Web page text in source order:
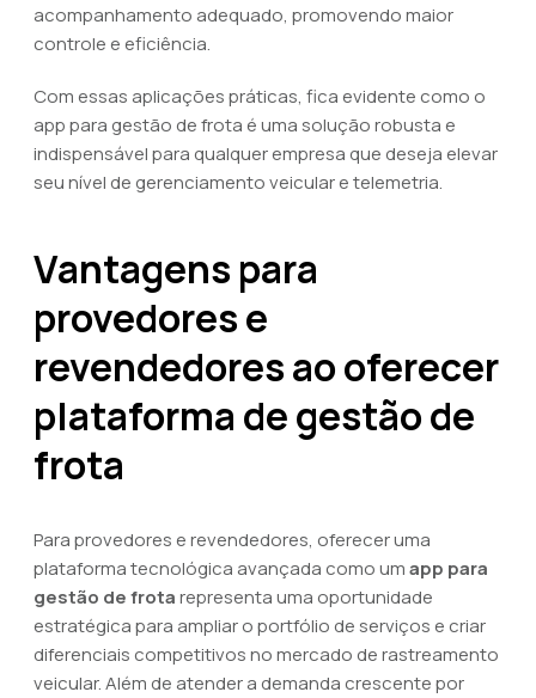
acompanhamento adequado, promovendo maior
controle e eficiência.
Com essas aplicações práticas, fica evidente como o
app para gestão de frota é uma solução robusta e
indispensável para qualquer empresa que deseja elevar
seu nível de gerenciamento veicular e telemetria.
Vantagens para
provedores e
revendedores ao oferecer
plataforma de gestão de
frota
Para provedores e revendedores, oferecer uma
plataforma tecnológica avançada como umapp para
gestão de frotarepresenta uma oportunidade
estratégica para ampliar o portfólio de serviços e criar
diferenciais competitivos no mercado de rastreamento
veicular. Além de atender a demanda crescente por